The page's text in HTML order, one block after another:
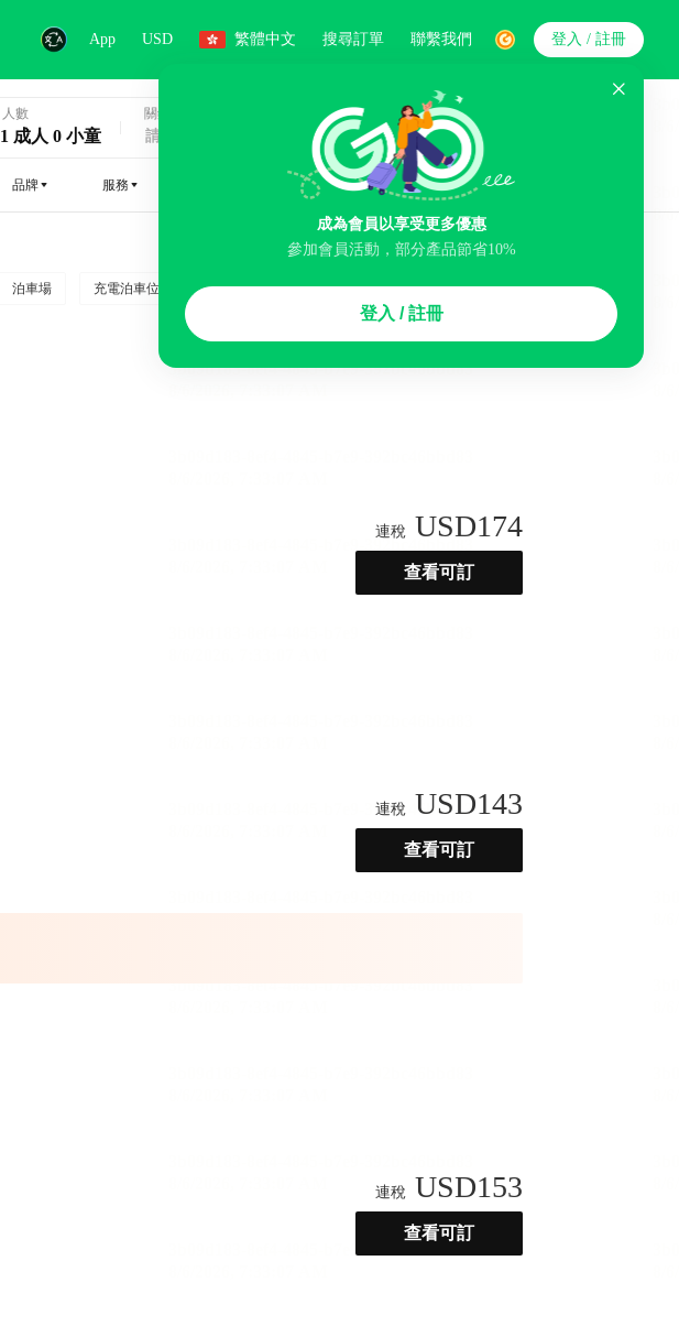
App USD 繁體中文 搜尋訂單 聯繫我們
成為會員以享受更多優惠
參加會員活動，部分產品節省10%
登入 / 註冊
登入 / 註冊
人數
1 成人 0 小童
關鍵字
搜索
品牌 服務
泊車場 充電泊車位 機場接駁服務
智能排序
連稅 USD174
查看可訂
連稅 USD143
查看可訂
連稅 USD153
查看可訂